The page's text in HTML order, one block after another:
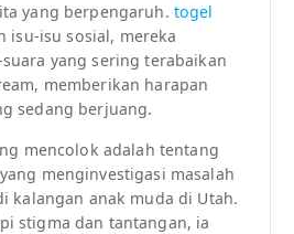
yang berpengaruh. togel
isu-isu sosial, mereka
yang sering terabaikan
memberikan harapan
sedang berjuang.
mencolok adalah tentang
menginvestigasi masalah
kalangan anak muda di Utah.
stigma dan tantangan, ia